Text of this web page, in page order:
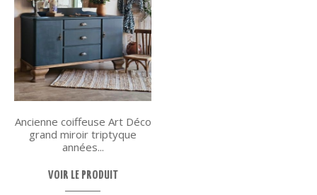
Ancienne coiffeuse Art Déco
grand miroir triptyque
années...
VOIR LE PRODUIT